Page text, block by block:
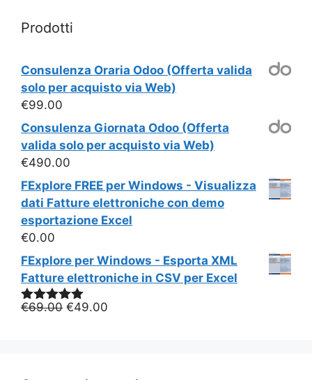
Prodotti
Consulenza Oraria Odoo (Offerta valida
solo per acquisto via Web)
€99.00
Consulenza Giornata Odoo (Offerta
valida solo per acquisto via Web)
€490.00
FExplore FREE per Windows - Visualizza
dati Fatture elettroniche con demo
esportazione Excel
€0.00
FExplore per Windows - Esporta XML
Fatture elettroniche in CSV per Excel
Valutato
€69.00 Il
€49.00